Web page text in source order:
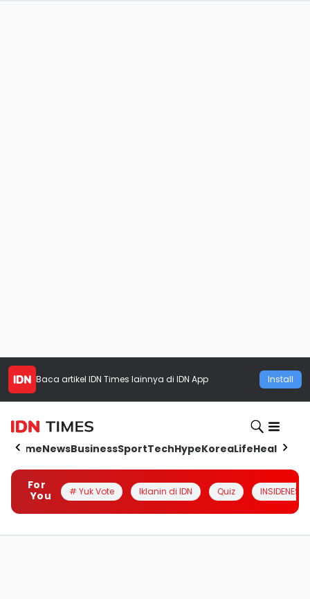
Baca artikel IDN Times lainnya di IDN App Install
HomeNewsBusinessSportTechHypeKoreaLifeHealth
For
You
# Yuk Vote Iklanin di IDN Quiz INSIDENESIA